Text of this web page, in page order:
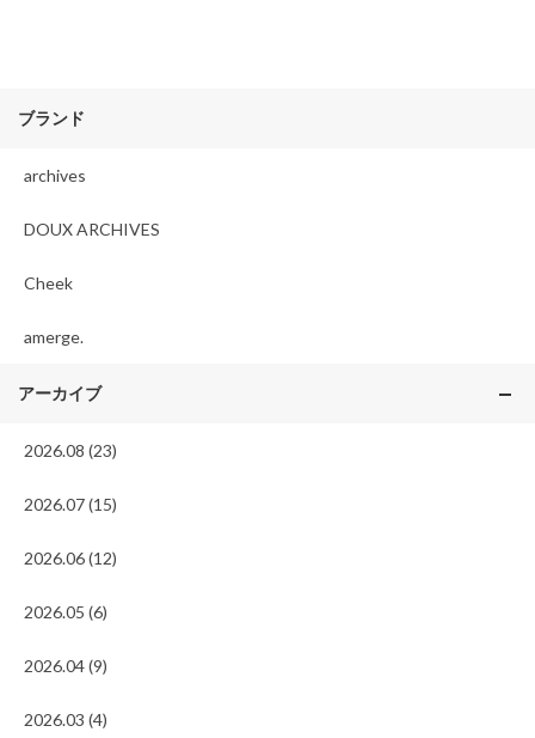
ブランド
archives
DOUX ARCHIVES
Cheek
amerge.
アーカイブ
2026.08 (23)
2026.07 (15)
2026.06 (12)
2026.05 (6)
2026.04 (9)
2026.03 (4)